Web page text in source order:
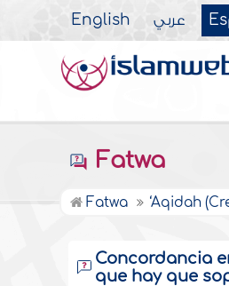
English عربي
Fatwa
Fatwa ‘Aqidah
Concordancia
que hay que